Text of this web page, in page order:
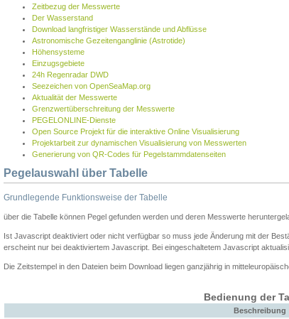
Zeitbezug der Messwerte
Der Wasserstand
Download langfristiger Wasserstände und Abflüsse
Astronomische Gezeitenganglinie (Astrotide)
Höhensysteme
Einzugsgebiete
24h Regenradar DWD
Seezeichen von OpenSeaMap.org
Aktualität der Messwerte
Grenzwertüberschreitung der Messwerte
PEGELONLINE-Dienste
Open Source Projekt für die interaktive Online Visualisierung
Projektarbeit zur dynamischen Visualisierung von Messwerten
Generierung von QR-Codes für Pegelstammdatenseiten
Pegelauswahl über Tabelle
Grundlegende Funktionsweise der Tabelle
über die Tabelle können Pegel gefunden werden und deren Messwerte
Ist Javascript deaktiviert oder nicht verfügbar so muss jede Änderung mit der
erscheint nur bei deaktiviertem Javascript. Bei eingeschaltetem Javascript
Die Zeitstempel in den Dateien beim Download liegen ganzjährig in
Bedienung der
Beschreibung